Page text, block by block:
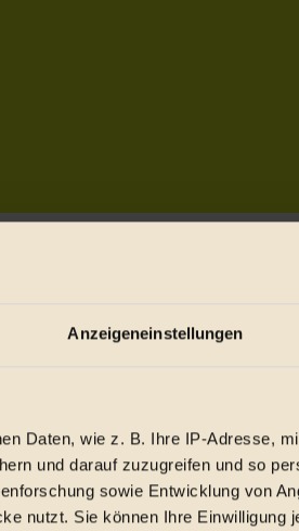
Anzeigeneinstellungen
Daten, wie z. B. Ihre IP-Adresse,
und darauf zuzugreifen und so
sowie Entwicklung von
nutzt. Sie können Ihre Einwilligung